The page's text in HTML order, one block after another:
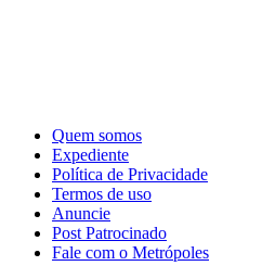
Quem somos
Expediente
Política de Privacidade
Termos de uso
Anuncie
Post Patrocinado
Fale com o Metrópoles